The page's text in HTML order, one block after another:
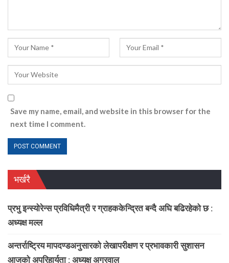
Save my name, email, and website in this browser for the
next time I comment.
भर्खरै
प्रभु इन्स्योरेन्स प्रविधिमैत्री र ग्राहककेन्द्रित बन्दै अघि बढिरहेको छ :
अध्यक्ष मल्ल
अन्तर्राष्ट्रिय मापदण्डअनुसारको लेखापरीक्षण र प्रभावकारी सुशासन
आजको अपरिहार्यता : अध्यक्ष अग्रवाल